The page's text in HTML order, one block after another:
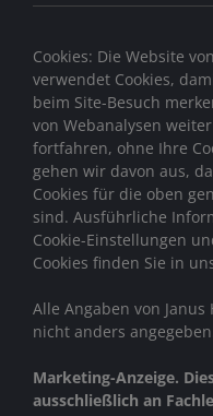
Cookies: Die Website
verwendet Cookies,
beim Site-Besuch
von Webanalysen
fortfahren, ohne Ihre
gehen wir davon aus,
Cookies für die oben
sind. Ausführliche
Cookie-Einstellungen
Cookies finden Sie in
Alle Angaben von
nicht anders
Marketing-Anzeige.
ausschließlich an